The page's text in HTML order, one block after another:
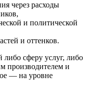
через расходы
и политической
и оттенков.
либо сферу услуг, либо
производителем и
— на уровне